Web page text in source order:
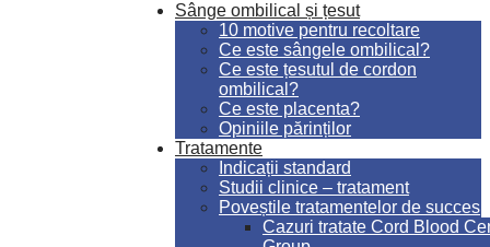
Sânge ombilical și țesut
10 motive pentru recoltare
Ce este sângele ombilical?
Ce este țesutul de cordon
ombilical?
Ce este placenta?
Opiniile părinților
Tratamente
Indicații standard
Studii clinice – tratament
Poveștile tratamentelor de succes
Cazuri tratate Cord Blood